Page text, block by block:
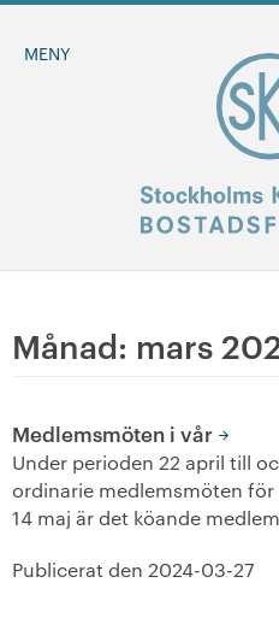
MENY
Om oss
Sök ledigt
Våra bostäder
Månad: mars
Medlemsmöten i vår
Under perioden 22 april till
ordinarie medlemsmöten
14 maj är det köande
Publicerat den 2024-03-27